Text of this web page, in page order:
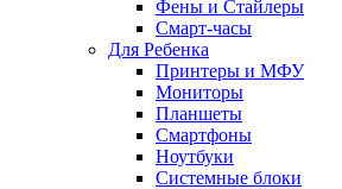
Фены и Стайлеры
Смарт-часы
Для Ребенка
Принтеры и МФУ
Мониторы
Планшеты
Смартфоны
Ноутбуки
Системные блоки